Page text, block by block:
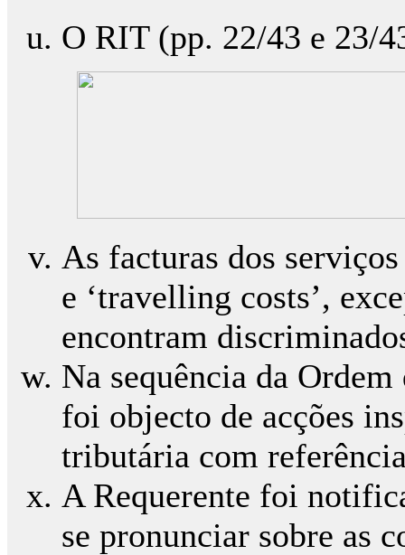
O RIT (pp. 22/43 e 23/
As facturas dos
e ‘travelling costs’,
encontram
Na sequência da
foi objecto de acções
tributária com
A Requerente foi
se pronunciar sobre as